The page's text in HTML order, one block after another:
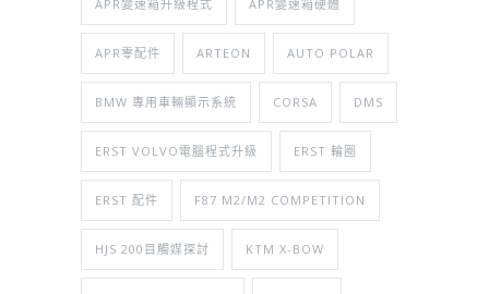
APR變速箱升級程式 APR變速箱硬體
APR零配件 ARTEON AUTO POLAR
BMW 專用車輛顯示系統 CORSA DMS
ERST VOLVO電腦程式升級 ERST 輪圈
ERST 配件 F87 M2/M2 COMPETITION
HJS 200目觸媒探討 KTM X-BOW